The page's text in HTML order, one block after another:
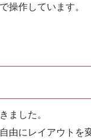
操作しています。
ました。
由にレイアウト